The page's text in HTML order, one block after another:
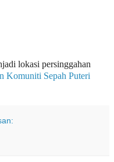
lokasi persinggahan
Komuniti Sepah Puteri